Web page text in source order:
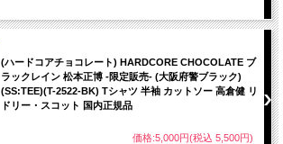
(ハードコアチョコレート) HARDCORE CHOCOLATE ブ
ラックレイン 松本正博 -限定販売- (大阪府警ブラック)
(SS:TEE)(T-2522-BK) Tシャツ 半袖 カットソー 高倉健 リ
ドリー・スコット 国内正規品
価格:5,000円(税込 5,500円)